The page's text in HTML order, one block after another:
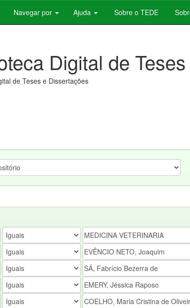
Navegar por Ajuda Sobre o TEDE
Digital de
de Teses e Dissertações